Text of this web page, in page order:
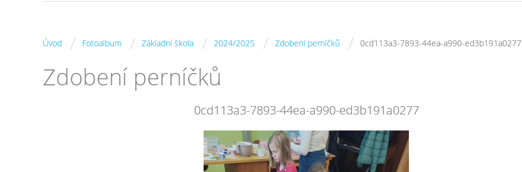
Úvod / Fotoalbum / Základní škola / 2024/2025 / Zdobení perníčků / 0cd113a3-7893-44ea-a990-ed3b191a0277
Zdobení perníčků
0cd113a3-7893-44ea-a990-ed3b191a0277